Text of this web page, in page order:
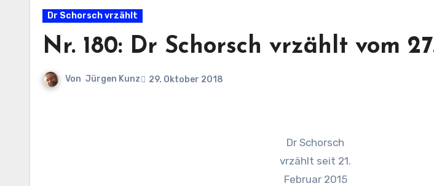
Dr Schorsch vrzählt
Nr. 180: Dr Schorsch vrzählt vom
Von Jürgen Kunz 29. Oktober 2018
Dr Schorsch
vrzählt seit 21.
Februar 2015